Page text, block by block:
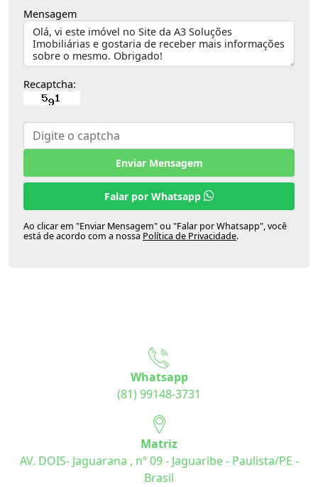
Mensagem
Recaptcha:
Enviar Mensagem
Falar por Whatsapp
Ao clicar em "Enviar Mensagem" ou "Falar por Whatsapp", você
está de acordo com a nossa Política de Privacidade.
Whatsapp
(81) 99148-3731
Matriz
AV. DOIS- Jaguarana , nº 09 - Jaguaribe - Paulista/PE -
Brasil